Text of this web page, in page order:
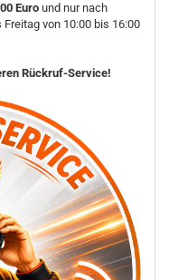
Euro und nur nach
Freitag von 10:00 bis 16:00
Rückruf-Service!